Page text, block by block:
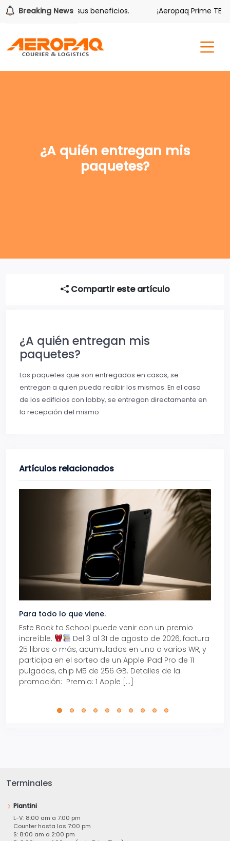
Breaking News
también tiene sus beneficios. ¡Aeropaq Prime TE DA
¿A quién entregan mis
paquetes?
Compartir este artículo
¿A quién entregan mis
paquetes?
Los paquetes que son entregados en casas, se
entregan a quien pueda recibir los mismos. En el caso
de los edificios con lobby, se entregan directamente en
la recepción del mismo.
Artículos relacionados
Para todo lo que viene.
Este Back to School puede venir con un premio
increíble.
Del 3 al 31 de agosto de 2026, factura
25 libras o más, acumuladas en uno o varios WR, y
participa en el sorteo de un Apple iPad Pro de 11
pulgadas, chip M5 de 256 GB. Detalles de la
promoción: Premio: 1 Apple […]
Terminales
Piantini
L-V: 8:00 am a 7:00 pm
Counter hasta las 7:00 pm
S: 8:00 am a 2:00 pm